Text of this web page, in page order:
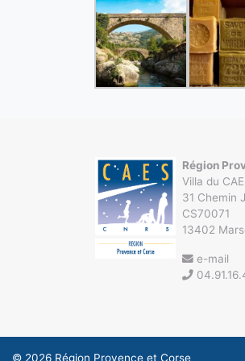
Région
Villa du
31 Chemin
CS70071
13402
e-mail
© 2026 Région Provence et Corse